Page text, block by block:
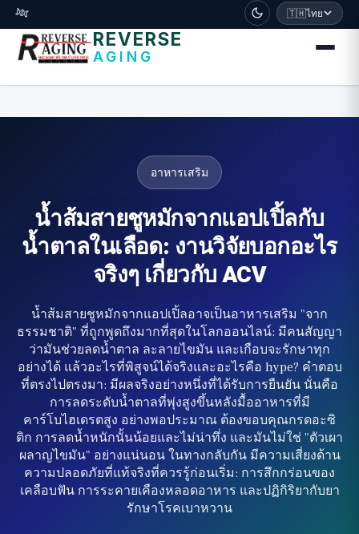
דלג לתוכן הראשי
🧬 🇹🇭ไทย
REVERSE
AGING
อาหารเสริม
น้ำส้มสายชูหมักจากแอปเปิ้ลกับ
น้ำตาลในเลือด: งานวิจัยบอกอะไร
จริงๆ เกี่ยวกับ ACV
น้ำส้มสายชูหมักจากแอปเปิ้ลอาจเป็นอาหารเสริม "จาก
ธรรมชาติ" ที่ถูกพูดถึงมากที่สุดในโลกออนไลน์: มีคนสัญญา
ว่ามันช่วยลดน้ำตาล ละลายไขมัน และเกือบจะรักษาทุก
อย่างได้ แล้วอะไรที่พิสูจน์ได้จริงและอะไรคือ hype? คำตอบ
ที่ตรงไปตรงมา: มีผลจริงอย่างหนึ่งที่ได้รับการยืนยัน นั่นคือ
การลดระดับน้ำตาลที่พุ่งสูงขึ้นหลังมื้ออาหารที่มี
คาร์โบไฮเดรตสูง อย่างพอประมาณ ต้องขอบคุณกรดอะซิ
ติก การลดน้ำหนักนั้นน้อยและไม่น่าทึ่ง และมันไม่ใช่ "ตัวเผา
ผลาญไขมัน" อย่างแน่นอน ในทางกลับกัน มีความเสี่ยงด้าน
ความปลอดภัยที่แท้จริงที่ควรรู้ก่อนเริ่ม: การสึกกร่อนของ
เคลือบฟัน การระคายเคืองหลอดอาหาร และปฏิกิริยากับยา
รักษาโรคเบาหวาน